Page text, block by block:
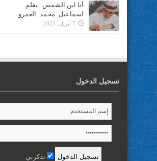
أنا ابن الشمس.. بقلم
اسماعيل_محمد_العمرو
7 أبريل، 2025
تسجيل الدخول
تذكرني